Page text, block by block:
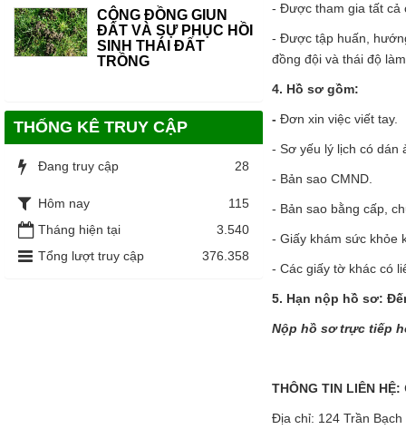
- Được tham gia tất cả
- Được tập huấn,
đồng đội và thái độ
4. Hồ sơ gồm:
- Đơn xin việc viết tay.
- Sơ yếu lý lịch có dán
- Bản sao CMND.
- Bản sao bằng cấp,
- Giấy khám
- Các giấy tờ khác có
5. Hạn nộp hồ sơ:
Nộp hồ sơ trực tiếp
THÔNG TIN LIÊN HỆ:
Địa chỉ: 124 Trần
CỘNG ĐỒNG GIUN
ĐẤT VÀ SỰ PHỤC HỒI
SINH THÁI ĐẤT
TRỒNG
THỐNG KÊ TRUY CẬP
Đang truy cập 28
Hôm nay
115
Tháng hiện tại
3.540
Tổng lượt truy cập
376.358